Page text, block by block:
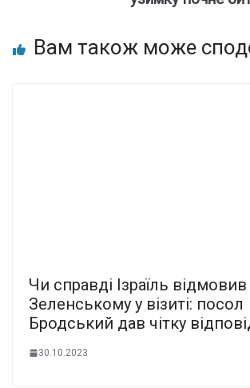
Вам також може
Чи справді Ізраїль відмовив
Зеленському у візиті: посол
Бродський дав чітку
30.10.2023